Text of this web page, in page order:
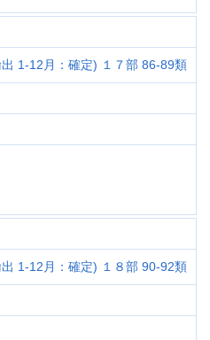
1-12月：確定) １７部 86-89類
1-12月：確定) １８部 90-92類